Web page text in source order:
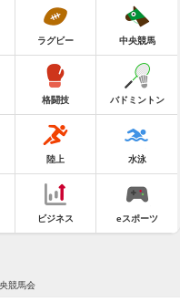
ラグビー 中央競馬
格闘技 バドミントン
陸上 水泳
ビジネス eスポーツ
競馬会